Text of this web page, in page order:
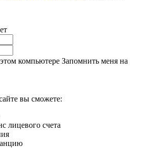
компьютере Запомнить меня на
вы сможете:
лицевого счета